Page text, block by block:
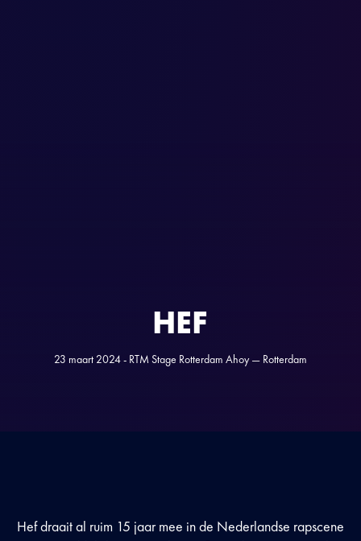
HEF
23 maart 2024 - RTM Stage Rotterdam Ahoy — Rotterdam
Hef draait al ruim 15 jaar mee in de Nederlandse rapscene